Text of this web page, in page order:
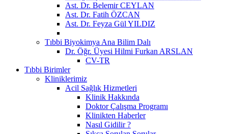
Ast. Dr. Belemir CEYLAN
Ast. Dr. Fatih ÖZCAN
Ast. Dr. Feyza Gül YILDIZ
Tıbbi Biyokimya Ana Bilim Dalı
Dr. Öğr. Üyesi Hilmi Furkan ARSLAN
CV-TR
Tıbbi Birimler
Kliniklerimiz
Acil Sağlık Hizmetleri
Klinik Hakkında
Doktor Çalışma Programı
Klinikten Haberler
Nasıl Gidilir ?